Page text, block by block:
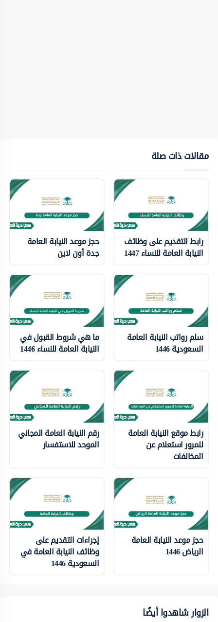
مقالات ذات صلة
رابط التقديم على وظائف
النيابة العامة للنساء 1447
حجز موعد النيابة العامة
جدة أون لاين
سلم رواتب النيابة العامة
السعودية 1446
ما هي شروط القبول في
النيابة العامة للنساء 1446
رابط موقع النيابة العامة
للمرور استعلام عن
المخالفات
رقم النيابة العامة المجاني
الموحد للاستفسار
حجز موعد النيابة العامة
الرياض 1446
إجراءات التقديم على
وظائف النيابة العامة في
السعودية 1446
الزوار شاهدوا أيضًا